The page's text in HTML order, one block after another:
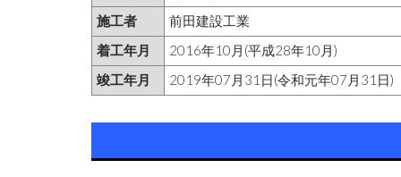
施工者
前田建設工業
着工年月
2016年10月(平成28年10月)
竣工年月
2019年07月31日(令和元年07月31日)